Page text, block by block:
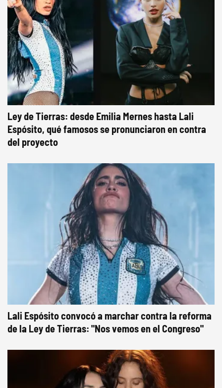
Ley de Tierras: desde Emilia Mernes hasta Lali
Espósito, qué famosos se pronunciaron en contra
del proyecto
Lali Espósito convocó a marchar contra la reforma
de la Ley de Tierras: "Nos vemos en el Congreso"